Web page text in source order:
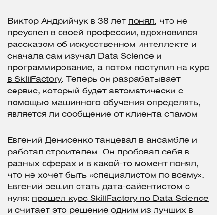
Виктор Андрийчук в 38 лет понял, что не
преуспел в своей профессии, вдохновился
рассказом об искусственном интеллекте и
сначала сам изучал Data Science и
программирование, а потом поступил на курс
в SkillFactory. Теперь он разрабатывает
сервис, который будет автоматически с
помощью машинного обучения определять,
является ли сообщение от клиента спамом
Евгений Денисенко танцевал в ансамбле и
работал строителем. Он пробовал себя в
разных сферах и в какой-то момент понял,
что не хочет быть «специалистом по всему».
Евгений решил стать дата-сайентистом с
нуля: прошел курс SkillFactory по Data Science
и считает это решение одним из лучших в